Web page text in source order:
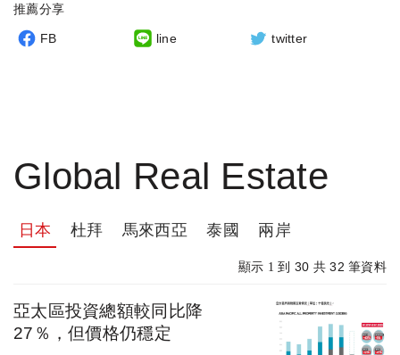
推薦分享
FB line twitter
Global Real Estate
日本 杜拜 馬來西亞 泰國 兩岸
顯示 1 到 30 共32 筆資料
亞太區投資總額較同比降
27％，但價格仍穩定